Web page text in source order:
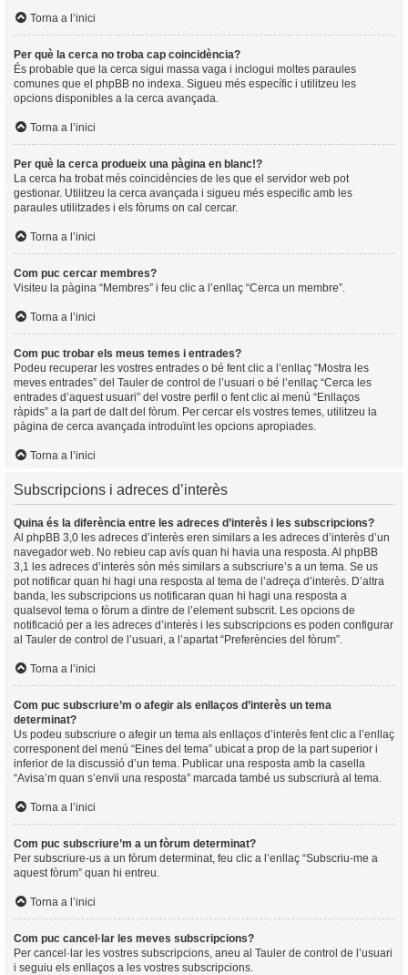
Torna a l’inici
Per què la cerca no troba cap coincidència?
És probable que la cerca sigui massa vaga i inclogui moltes paraules
comunes que el phpBB no indexa. Sigueu més específic i utilitzeu les
opcions disponibles a la cerca avançada.
Torna a l’inici
Per què la cerca produeix una pàgina en blanc!?
La cerca ha trobat més coincidències de les que el servidor web pot
gestionar. Utilitzeu la cerca avançada i sigueu més especific amb les
paraules utilitzades i els fòrums on cal cercar.
Torna a l’inici
Com puc cercar membres?
Visiteu la pàgina “Membres” i feu clic a l’enllaç “Cerca un membre”.
Torna a l’inici
Com puc trobar els meus temes i entrades?
Podeu recuperar les vostres entrades o bé fent clic a l’enllaç “Mostra les
meves entrades” del Tauler de control de l’usuari o bé l’enllaç “Cerca les
entrades d’aquest usuari” del vostre perfil o fent clic al menú “Enllaços
ràpids” a la part de dalt del fòrum. Per cercar els vostres temes, utilitzeu la
pàgina de cerca avançada introduïnt les opcions apropiades.
Torna a l’inici
Subscripcions i adreces d’interès
Quina és la diferència entre les adreces d’interès i les subscripcions?
Al phpBB 3,0 les adreces d’interès eren similars a les adreces d’interès d’un
navegador web. No rebieu cap avís quan hi havia una resposta. Al phpBB
3,1 les adreces d’interès són més similars a subscriure’s a un tema. Se us
pot notificar quan hi hagi una resposta al tema de l’adreça d’interès. D’altra
banda, les subscripcions us notificaran quan hi hagi una resposta a
qualsevol tema o fòrum a dintre de l’element subscrit. Les opcions de
notificació per a les adreces d’interès i les subscripcions es poden configurar
al Tauler de control de l’usuari, a l’apartat “Preferències del fòrum”.
Torna a l’inici
Com puc subscriure’m o afegir als enllaços d’interès un tema
determinat?
Us podeu subscriure o afegir un tema als enllaços d’interès fent clic a l’enllaç
corresponent del menú “Eines del tema” ubicat a prop de la part superior i
inferior de la discussió d’un tema. Publicar una resposta amb la casella
“Avisa’m quan s’envïi una resposta” marcada també us subscriurà al tema.
Torna a l’inici
Com puc subscriure’m a un fòrum determinat?
Per subscriure-us a un fòrum determinat, feu clic a l’enllaç “Subscriu-me a
aquest fòrum” quan hi entreu.
Torna a l’inici
Com puc cancel·lar les meves subscripcions?
Per cancel·lar les vostres subscripcions, aneu al Tauler de control de l’usuari
i seguiu els enllaços a les vostres subscripcions.